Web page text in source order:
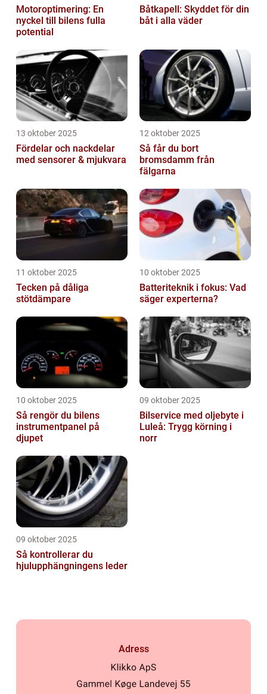
Motoroptimering: En
nyckel till bilens fulla
potential
Båtkapell: Skyddet för din
båt i alla väder
13 oktober 2025
Fördelar och nackdelar
med sensorer & mjukvara
12 oktober 2025
Så får du bort
bromsdamm från
fälgarna
11 oktober 2025
Tecken på dåliga
stötdämpare
10 oktober 2025
Batteriteknik i fokus: Vad
säger experterna?
10 oktober 2025
Så rengör du bilens
instrumentpanel på
djupet
09 oktober 2025
Bilservice med oljebyte i
Luleå: Trygg körning i
norr
09 oktober 2025
Så kontrollerar du
hjulupphängningens leder
Adress